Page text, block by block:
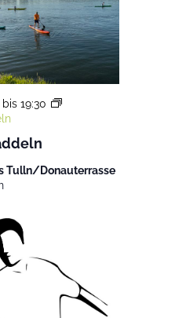
bis 19:30
Tulln/Donauterrasse